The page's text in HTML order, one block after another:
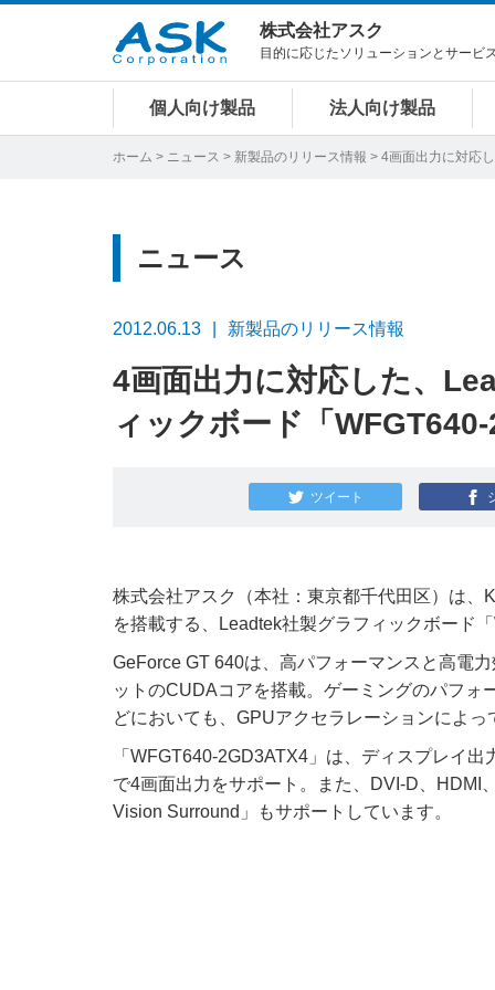
株式会社アスク
目的に応じたソリューションとサービ
個人向け製品 法人向け製品
ホーム > ニュース > 新製品のリリース情報 > 4画面出力に対応
ニュース
2012.06.13 新製品のリリース情報
4画面出力に対応した、
ィックボード「
ツイート
株式会社アスク（本社：東京都千代田区）は
を搭載する、Leadtek社製グラフィックボード
GeForce GT 640は、高パフォーマンスと高電
ットのCUDAコアを搭載。ゲーミングのパフォ
どにおいても、GPUアクセラレーションによ
「WFGT640-2GD3ATX4」は、ディスプレイ
で4画面出力をサポート。また、DVI-D、HDMI
Vision Surround」もサポートしています。